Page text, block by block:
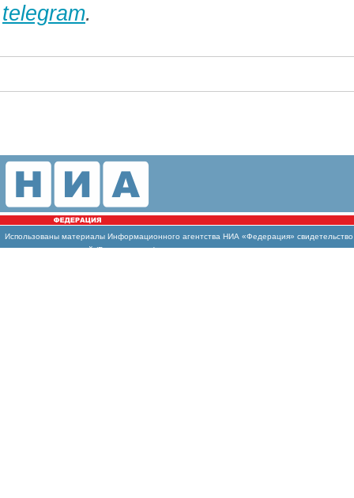
telegram.
Использованы материалы Информационного агентства НИА «Федерация»
массовых коммуникаций (Роскомнадзор)